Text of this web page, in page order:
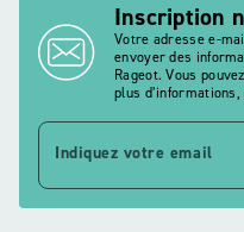
Inscription
Votre adresse e-
envoyer des
Rageot. Vous
plus d’informations,
Indiquez votre email